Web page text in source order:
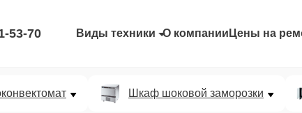
53-70 Виды техники О компании Цены на
Шкаф шоковой заморозки